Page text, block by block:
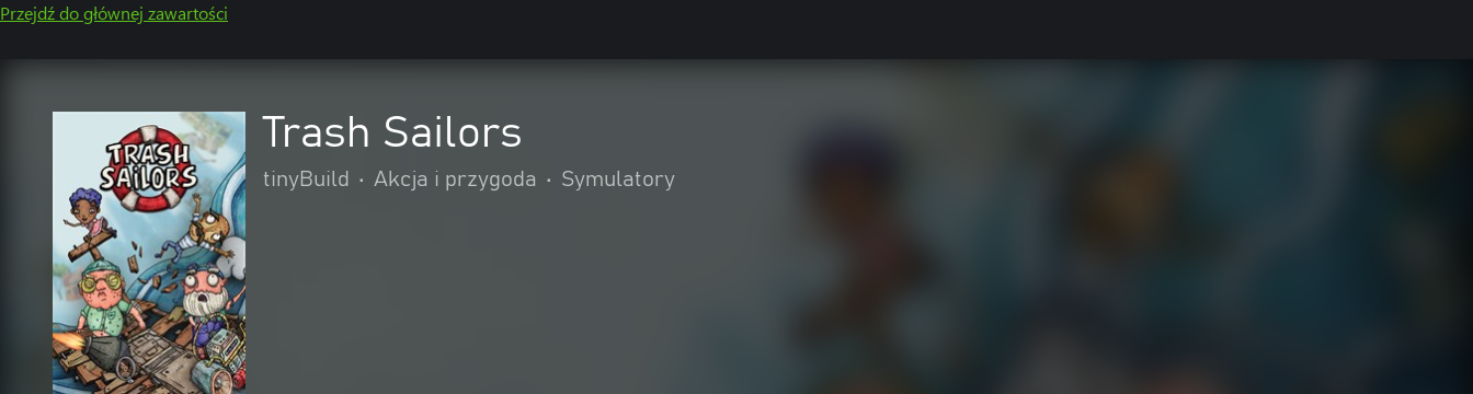
Przejdź do głównej zawartości
Trash Sailors
tinyBuild • Akcja i przygoda • Symulatory